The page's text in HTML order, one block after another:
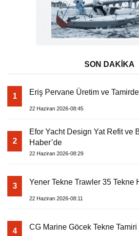
SON DAKİKA
1 Eriş Pervane Üretim ve
22 Haziran 2026-08:45
2
Efor Yacht Design Yat Refit ve
Haber’de
22 Haziran 2026-08:29
3 Yener Tekne Trawler 35 Tekne
22 Haziran 2026-08:11
4 CG Marine Göcek Tekne Tamiri